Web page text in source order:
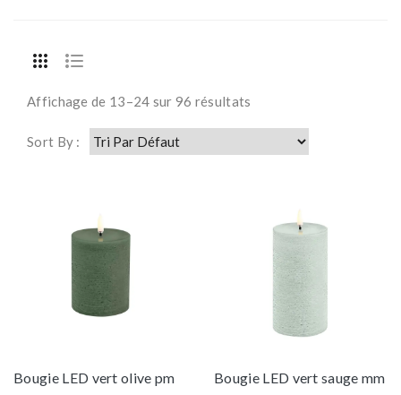
Affichage de 13–24 sur 96 résultats
Sort By :
Bougie LED vert olive pm
Bougie LED vert sauge mm